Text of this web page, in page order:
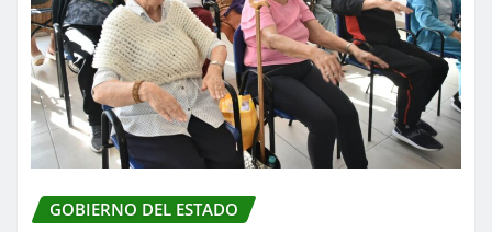
GOBIERNO DEL ESTADO